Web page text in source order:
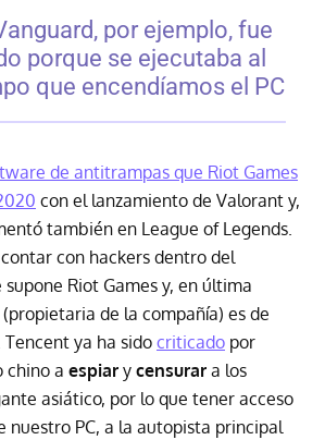
por ejemplo, fue
porque se ejecutaba al
que encendíamos el PC
de antitrampas que Riot Games
con el lanzamiento de Valorant y,
también en League of Legends.
con hackers dentro del
Riot Games y, en última
de la compañía) es de
ya ha sido criticado por
chino a espiar y censurar a los
asiático, por lo que tener acceso
nuestro PC, a la autopista principal